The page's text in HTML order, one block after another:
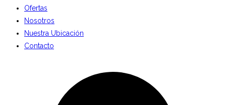
Ofertas
Nosotros
Nuestra Ubicación
Contacto